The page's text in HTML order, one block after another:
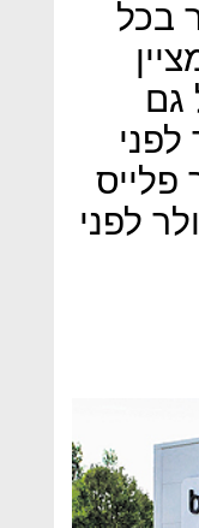
דולר בכל
כן מציין
כלל גם
דולר לפני
פלייס
850 מיליון דולר לפני